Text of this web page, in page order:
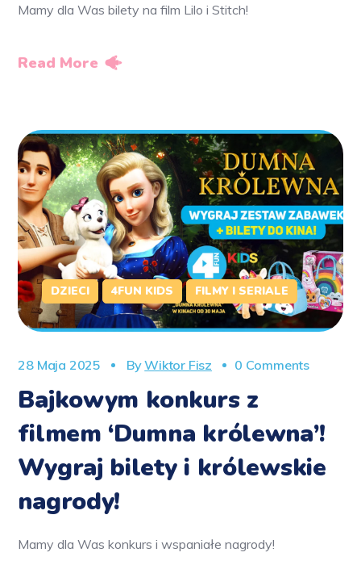
Mamy dla Was bilety na film Lilo i Stitch!
Read More
DZIECI 4FUN KIDS FILMY I SERIALE
28 Maja 2025 ByWiktor Fisz 0 Comments
Bajkowym konkurs z
filmem ‘Dumna królewna’!
Wygraj bilety i królewskie
nagrody!
Mamy dla Was konkurs i wspaniałe nagrody!